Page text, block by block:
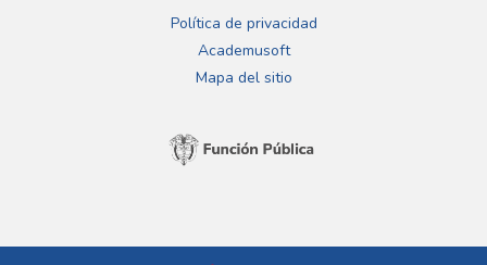
Política de privacidad
Academusoft
Mapa del sitio